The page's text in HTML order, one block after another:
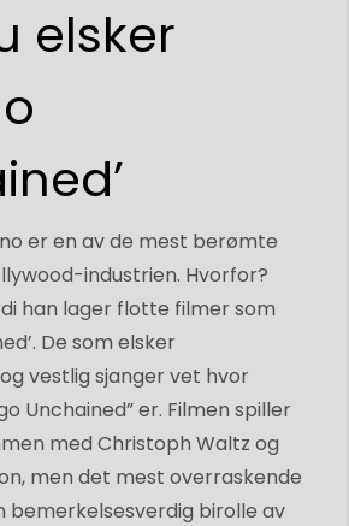
elsker
er en av de mest berømte
industrien. Hvorfor?
han lager flotte filmer som
De som elsker
vestlig sjanger vet hvor
Unchained” er. Filmen spiller
med Christoph Waltz og
men det mest overraskende
bemerkelsesverdig birolle av